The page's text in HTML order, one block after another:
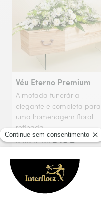
Véu Eterno Premium
Almofada funerária
elegante e completa para
uma homenagem floral
refinada
a partir de249€
Frente ao caixão